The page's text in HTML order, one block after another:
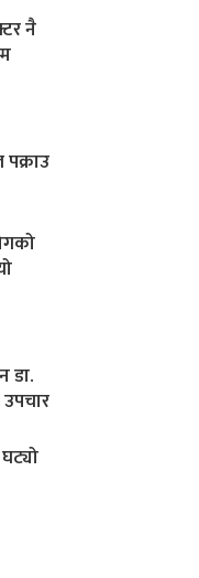
नै
पक्राउ
डा.
उपचार